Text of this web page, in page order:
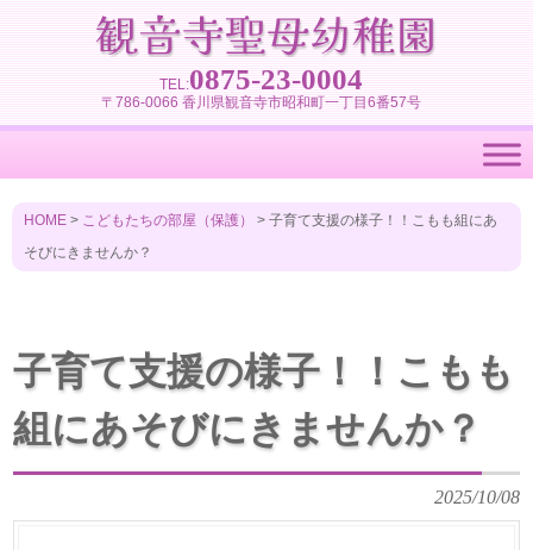
TEL:0875-23-0004
〒786-0066 香川県観音寺市昭和町一丁目6番57号
HOME > こどもたちの部屋（保護） > 子育て支援の様子！！こもも組にあ
そびにきませんか？
子育て支援の様子！！こもも
組にあそびにきませんか？
2025/10/08